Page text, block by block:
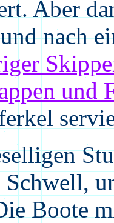
Aber
nach
und
Schwell,
Boote